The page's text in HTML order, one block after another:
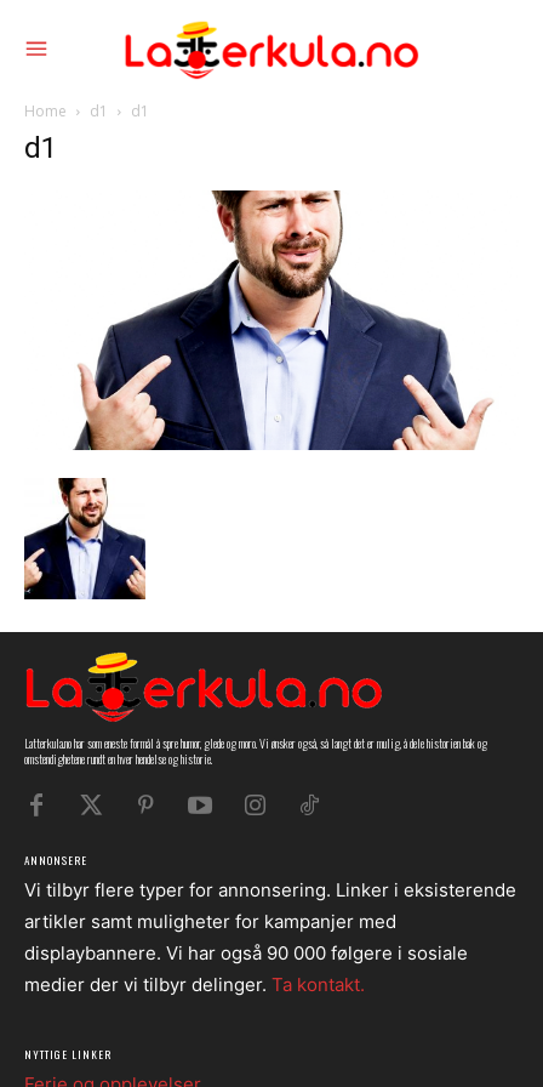
Home d1 d1
d1
Latterkula.no har som eneste formål å spre humor, glede og moro. Vi ønsker også, så langt det er mulig, å dele historien bak og
omstendighetene rundt en hver hendelse og historie.
ANNONSERE
Vi tilbyr flere typer for annonsering. Linker i eksisterende
artikler samt muligheter for kampanjer med
displaybannere. Vi har også 90 000 følgere i sosiale
medier der vi tilbyr delinger. Ta kontakt.
NYTTIGE LINKER